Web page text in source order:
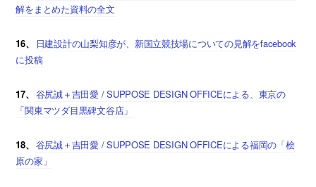
解をまとめた資料の全文
16、
日建設計の山梨知彦が、新国立競技場についての見解をfacebook
に投稿
17、 谷尻誠＋吉田愛 / SUPPOSE DESIGN OFFICEによる、東京の
「関東マツダ目黒碑文谷店」
18、 谷尻誠＋吉田愛 / SUPPOSE DESIGN OFFICEによる福岡の「桧
原の家」